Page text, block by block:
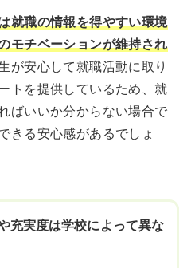
就職の情報を得やすい環境
モチベーションが維持され
が安心して就職活動に取り
トを提供しているため、就
ばいいか分からない場合で
きる安心感があるでしょ
充実度は学校によって異な